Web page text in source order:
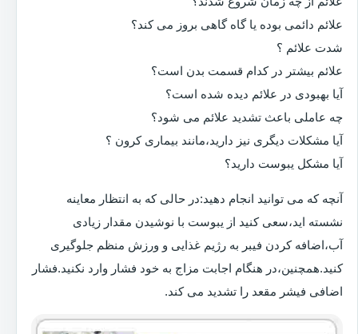
علائم دائمی بوده یا گاه گاهی بروز می کند؟
شدت علائم ؟
علائم بیشتر در کدام قسمت بدن است؟
آیا بهبودی در علائم دیده شده است؟
چه عاملی باعث تشدید علائم می شود؟
آیا مشکلات دیگری نیز دارید،مانند بیماری کرون ؟
آیا مشکل یبوست دارید؟
آنچه که می توانید انجام دهید:در حالی که به انتظار معاینه
نشسته اید،سعی کنید از یبوست با نوشیدن مقدار زیادی
آب،اضافه کردن فیبر به رژیم غذایی و ورزش منظم جلوگیری
کنید.همچنین،در هنگام اجابت مزاج به خود فشار وارد نکنید.فشار
اضافی فیشر مقعد را تشدید می کند.